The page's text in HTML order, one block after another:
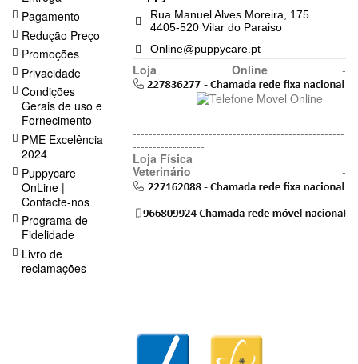
Pagamento
Redução Preço
Promoções
Privacidade
Condições
Gerais de uso e
Fornecimento
PME Excelência
2024
Puppycare
OnLine |
Contacte-nos
Programa de
Fidelidade
Livro de
reclamações
Rua Manuel Alves Moreira, 175
4405-520 Vilar do Paraiso
Online@puppycare.pt
Loja Online -
-----------------------------------------------------
------------------
Loja Física
Veterinário -